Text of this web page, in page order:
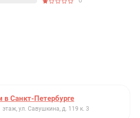
в Санкт-Петербурге
этаж, ул. Савушкина, д. 119 к. 3